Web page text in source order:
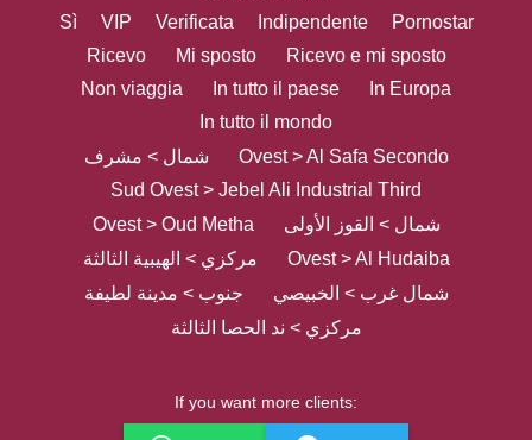
Sì
VIP Verificata Indipendente
Pornostar
Ricevo
Mi sposto
Ricevo e mi sposto
Non viaggia
In tutto il paese
In Europa
In tutto il mondo
شمال > مشرف
Ovest > Al Safa Secondo
Sud Ovest > Jebel Ali Industrial Third
Ovest > Oud Metha
شمال > القوز الأولى
مركزي > الهيبية الثالثة
Ovest > Al Hudaiba
جنوب > مدينة لطيفة
شمال غرب > الخبيصي
مركزي > ند الحصا الثالثة
If you want more clients: